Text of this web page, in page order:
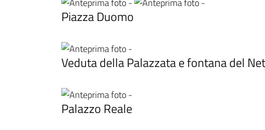
Piazza Duomo
Veduta della Palazzata e fontana del
Palazzo Reale